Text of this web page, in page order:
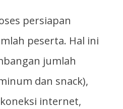
persiapan
peserta. Hal ini
jumlah
dan snack),
internet,